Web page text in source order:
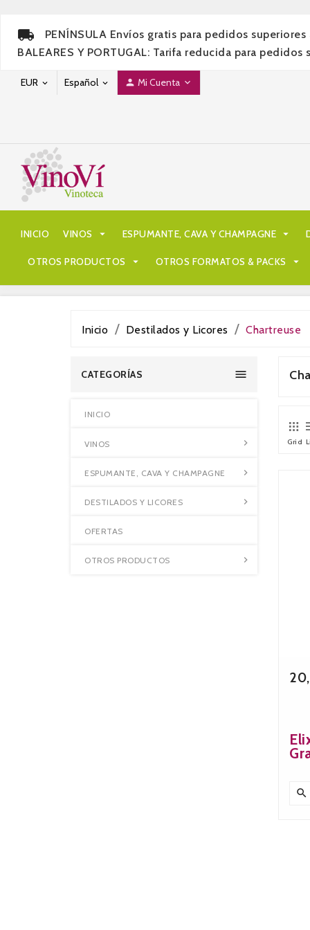
PENÍNSULA Envíos gratis para pedidos
BALEARES Y PORTUGAL: Tarifa reducida para
EUR  Español   Mi Cuenta 
INICIO VINOS  ESPUMANTE, CAVA Y CHAMPAGNE 
OTROS PRODUCTOS  OTROS FORMATOS & PACKS 
Inicio Destilados y Licores Chartreuse

CATEGORÍAS
INICIO
VINOS 
ESPUMANTE, CAVA Y CHAMPAGNE 
DESTILADOS Y LICORES 
OFERTAS
OTROS PRODUCTOS 
Grid
